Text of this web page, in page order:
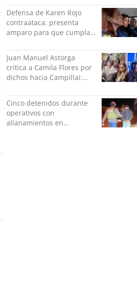
grabación con abuso
sexual infantil
Defensa de Karen Rojo
contraataca: presenta
amparo para que cumpla
libertad
Juan Manuel Astorga
critica a Camila Flores por
dichos hacia Campillai:
ser un elogio"
Cinco detenidos durante
operativos con
allanamientos en